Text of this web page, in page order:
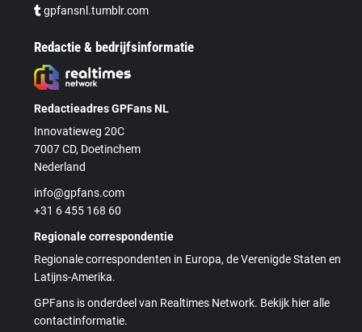
gpfansnl.tumblr.com
Redactie & bedrijfsinformatie
Redactieadres GPFans NL
Innovatieweg 20C
7007 CD, Doetinchem
Nederland
info@gpfans.com
+31 6 455 168 60
Regionale correspondentie
Regionale correspondenten in Europa, de Verenigde Staten en
Latijns-Amerika.
GPFans is onderdeel van Realtimes Network. Bekijk hier alle
contactinformatie.